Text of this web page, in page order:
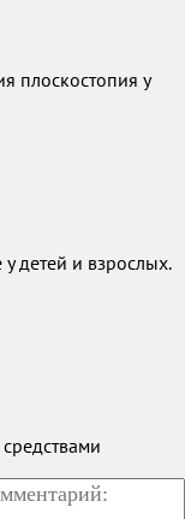
плоскостопия у
детей и взрослых.